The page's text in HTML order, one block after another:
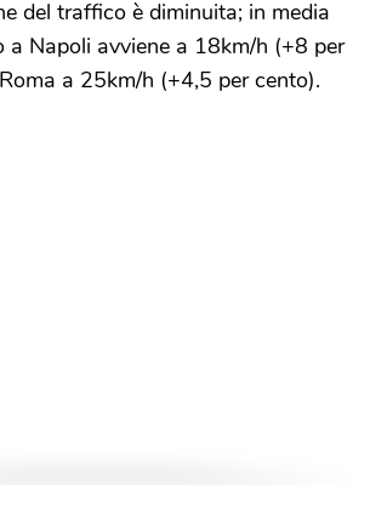
del traffico è diminuita; in media
a Napoli avviene a 18km/h (+8 per
a 25km/h (+4,5 per cento).